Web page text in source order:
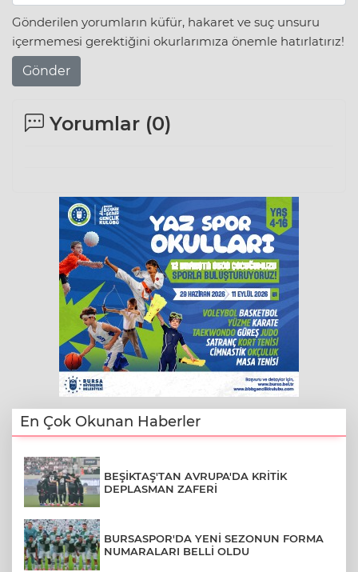
Gönderilen yorumların küfür, hakaret ve suç unsuru
içermemesi gerektiğini okurlarımıza önemle hatırlatırız!
Gönder
Yorumlar (0)
En Çok Okunan Haberler
BEŞİKTAŞ'TAN AVRUPA'DA KRİTİK
DEPLASMAN ZAFERİ
BURSASPOR'DA YENİ SEZONUN FORMA
NUMARALARI BELLİ OLDU